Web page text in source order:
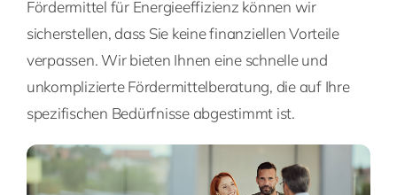
Fördermittel für Energieeffizienz können wir
sicherstellen, dass Sie keine finanziellen Vorteile
verpassen. Wir bieten Ihnen eine schnelle und
unkomplizierte Fördermittelberatung, die auf Ihre
spezifischen Bedürfnisse abgestimmt ist.